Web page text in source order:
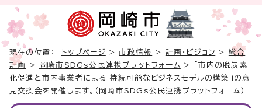
現在の位置： トップページ >市政情報 > 計画・ビジョン > 総合
計画
> 岡崎市SDGs公民連携プラットフォーム > 「市内の脱炭素
化促進と市内事業者による 持続可能なビジネスモデルの構築」の意
見交換会を開催します。（岡崎市SDGs公民連携プラットフォーム）